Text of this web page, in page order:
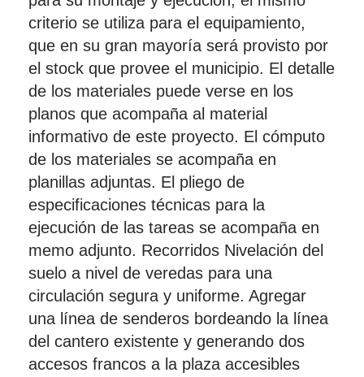
criterio se utiliza para el equipamiento,
que en su gran mayoría será provisto por
el stock que provee el municipio. El detalle
de los materiales puede verse en los
planos que acompaña al material
informativo de este proyecto. El cómputo
de los materiales se acompaña en
planillas adjuntas. El pliego de
especificaciones técnicas para la
ejecución de las tareas se acompaña en
memo adjunto. Recorridos Nivelación del
suelo a nivel de veredas para una
circulación segura y uniforme. Agregar
una línea de senderos bordeando la línea
del cantero existente y generando dos
accesos francos a la plaza accesibles